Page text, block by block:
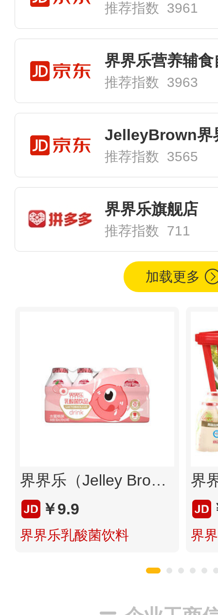
推荐指数 3961
推荐指数 3963
推荐指数 3565
界界乐旗舰店
推荐指数 711
加载更多
界界乐（Jelley Brown）乳酸菌饮料 随机口味益生菌 95ml*4瓶 进口奶源 进口乳酸菌
￥9.9
界界乐乳酸菌饮料 界